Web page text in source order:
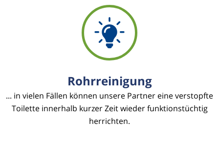
Rohrreinigung
... in vielen Fällen können unsere Partner eine verstopfte
Toilette innerhalb kurzer Zeit wieder funktionstüchtig
herrichten.